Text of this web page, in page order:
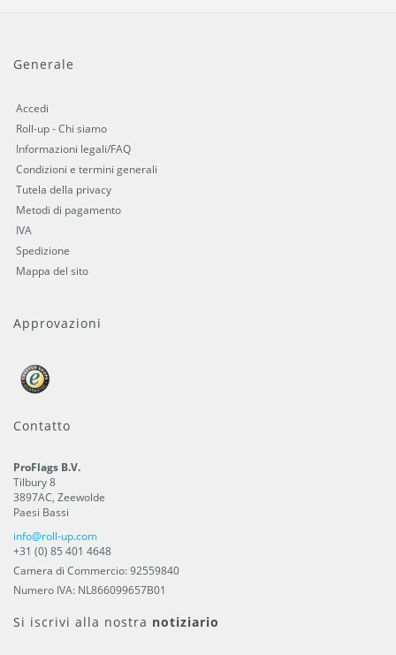
Generale
Accedi
Roll-up - Chi siamo
Informazioni legali/FAQ
Condizioni e termini generali
Tutela della privacy
Metodi di pagamento
IVA
Spedizione
Mappa del sito
Approvazioni
Contatto
ProFlags B.V.
Tilbury 8
3897AC, Zeewolde
Paesi Bassi
info@roll-up.com
+31 (0) 85 401 4648
Camera di Commercio: 92559840
Numero IVA: NL866099657B01
Si iscrivi alla nostra notiziario